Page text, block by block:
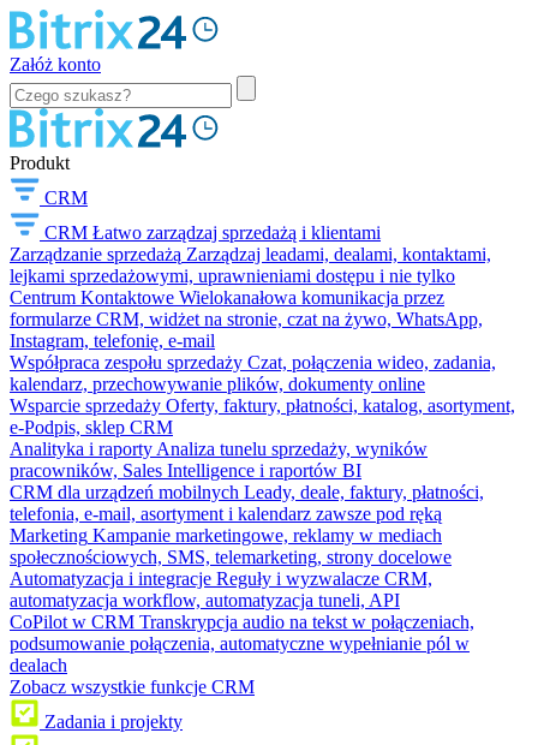
Załóż konto
Produkt
CRM
CRM Łatwo zarządzaj sprzedażą i klientami
Zarządzanie sprzedażą Zarządzaj leadami, dealami, kontaktami,
lejkami sprzedażowymi, uprawnieniami dostępu i nie tylko
Centrum Kontaktowe Wielokanałowa komunikacja przez
formularze CRM, widżet na stronie, czat na żywo, WhatsApp,
Instagram, telefonię, e-mail
Współpraca zespołu sprzedaży Czat, połączenia wideo, zadania,
kalendarz, przechowywanie plików, dokumenty online
Wsparcie sprzedaży Oferty, faktury, płatności, katalog, asortyment,
e-Podpis, sklep CRM
Analityka i raporty Analiza tunelu sprzedaży, wyników
pracowników, Sales Intelligence i raportów BI
CRM dla urządzeń mobilnych Leady, deale, faktury, płatności,
telefonia, e-mail, asortyment i kalendarz zawsze pod ręką
Marketing Kampanie marketingowe, reklamy w mediach
społecznościowych, SMS, telemarketing, strony docelowe
Automatyzacja i integracje Reguły i wyzwalacze CRM,
automatyzacja workflow, automatyzacja tuneli, API
CoPilot w CRM Transkrypcja audio na tekst w połączeniach,
podsumowanie połączenia, automatyczne wypełnianie pól w
dealach
Zobacz wszystkie funkcje CRM
Zadania i projekty